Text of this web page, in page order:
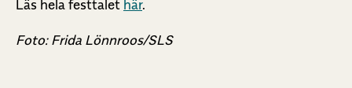
Läs hela festtalet här.
Foto: Frida Lönnroos/SLS